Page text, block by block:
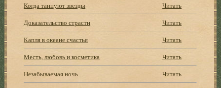
Когда танцуют звезды
Читать
Доказательство страсти
Читать
Капля в океане счастья
Читать
Месть, любовь и косметика
Читать
Незабываемая ночь
Читать